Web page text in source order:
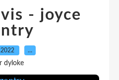
- joyce
…
dyloke